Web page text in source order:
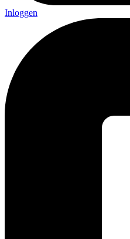
Inloggen